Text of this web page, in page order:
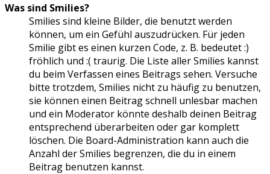
Was sind Smilies?
Smilies sind kleine Bilder, die benutzt werden
können, um ein Gefühl auszudrücken. Für jeden
Smilie gibt es einen kurzen Code, z. B. bedeutet :)
fröhlich und :( traurig. Die Liste aller Smilies kannst
du beim Verfassen eines Beitrags sehen. Versuche
bitte trotzdem, Smilies nicht zu häufig zu benutzen,
sie können einen Beitrag schnell unlesbar machen
und ein Moderator könnte deshalb deinen Beitrag
entsprechend überarbeiten oder gar komplett
löschen. Die Board-Administration kann auch die
Anzahl der Smilies begrenzen, die du in einem
Beitrag benutzen kannst.